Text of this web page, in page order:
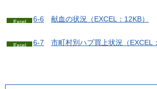
6-6 献血の状況（EXCEL：12KB）
6-7 市町村別ハブ買上状況（EXCEL